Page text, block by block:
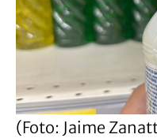
(Foto: Jaime